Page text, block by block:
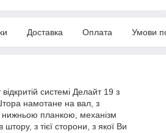
Доставка Оплата Умови
системі Делайт 19 з
намотане на вал, з
нижньою планкою, механізм
з тієї сторони, з якої Ви